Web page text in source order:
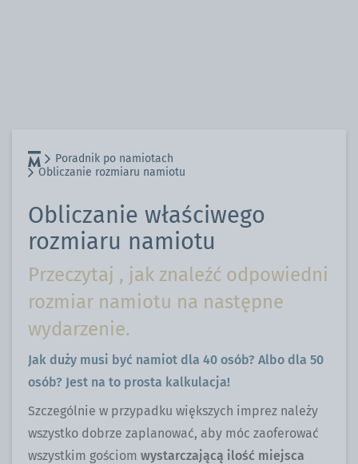
Poradnik po namiotach
Obliczanie rozmiaru namiotu
Obliczanie właściwego
rozmiaru namiotu
Przeczytaj , jak znaleźć odpowiedni
rozmiar namiotu na następne
wydarzenie.
Jak duży musi być namiot dla 40 osób? Albo dla 50
osób? Jest na to prosta kalkulacja!
Szczególnie w przypadku większych imprez należy
wszystko dobrze zaplanować, aby móc zaoferować
wszystkim gościom wystarczającą ilość miejsca